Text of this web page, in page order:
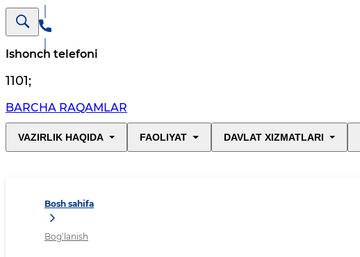
Ishonch telefoni
1101;
BARCHA RAQAMLAR
VAZIRLIK HAQIDA FAOLIYAT DAVLAT XIZMATLARI
Bosh sahifa
Bog‘lanish